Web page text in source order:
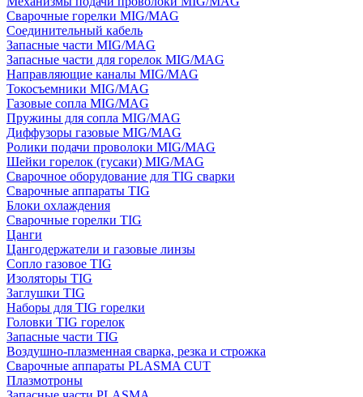
Сварочные горелки MIG/MAG
Соединительный кабель
Запасные части MIG/MAG
Запасные части для горелок MIG/MAG
Направляющие каналы MIG/MAG
Токосъемники MIG/MAG
Газовые сопла MIG/MAG
Пружины для сопла MIG/MAG
Диффузоры газовые MIG/MAG
Ролики подачи проволоки MIG/MAG
Шейки горелок (гусаки) MIG/MAG
Сварочное оборудование для TIG сварки
Сварочные аппараты TIG
Блоки охлаждения
Сварочные горелки TIG
Цанги
Цангодержатели и газовые линзы
Сопло газовое TIG
Изоляторы TIG
Заглушки TIG
Наборы для TIG горелки
Головки TIG горелок
Запасные части TIG
Воздушно-плазменная сварка, резка и строжка
Сварочные аппараты PLASMA CUT
Плазмотроны